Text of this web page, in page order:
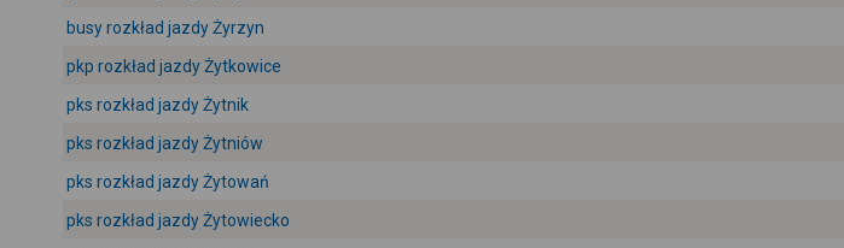
busy rozkład jazdy Żyrzyn
pkp rozkład jazdy Żytkowice
pks rozkład jazdy Żytnik
pks rozkład jazdy Żytniów
pks rozkład jazdy Żytowań
pks rozkład jazdy Żytowiecko